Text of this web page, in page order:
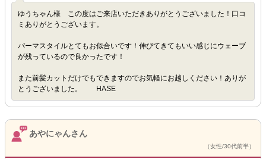
ゆうちゃん様 この度はご来店いただきありがとうございました！口コ
ミありがとうございます。
パーマスタイルとてもお似合いです！伸びてきてもいい感じにウェーブ
が残っているので良かったです！
また前髪カットだけでもできますのでお気軽にお越しください！ありが
とうございました。 HASE
あやにゃんさん
（女性/30代前半）